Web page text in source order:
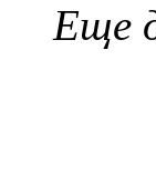
Еще